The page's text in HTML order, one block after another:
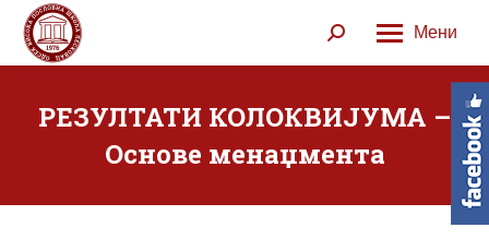
Мени
Search:
РЕЗУЛТАТИ КОЛОКВИЈУМА –
Основе менаџмента